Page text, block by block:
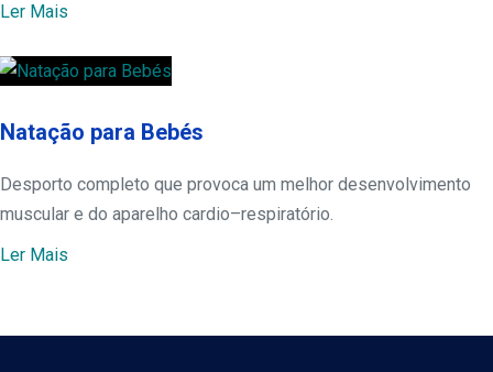
Ler Mais
Natação para Bebés
Desporto completo que provoca um melhor desenvolvimento
muscular e do aparelho cardio–respiratório.
Ler Mais